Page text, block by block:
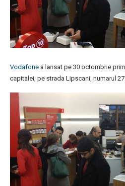
Vodafone a lansat pe 30 octombrie
capitalei, pe strada Lipscani, numarul